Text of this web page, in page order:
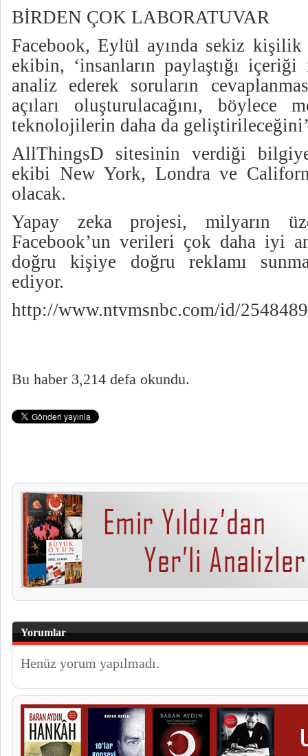
BİRDEN ÇOK LABORATUVAR
Facebook, Eylül ayında sekiz
ekibin, ‘insanların paylaştığı
analiz ederek soruların
açıları oluşturulacağını, böylece
teknolojilerin daha da
AllThingsD sitesinin verdiği
ekibi New York, Londra ve
olacak.
Yapay zeka projesi, milyarın
Facebook’un verileri çok daha iyi
doğru kişiye doğru reklamı
ediyor.
http://www.ntvmsnbc.com/id/
Bu haber 3,214 defa okundu.
Yorumlar
Henüz yorum yapılmadı.